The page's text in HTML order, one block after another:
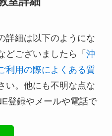
詳細は以下のようにな
どございましたら「 沖
利用の際によくある質
い。他にも不明な点な
登録やメールや電話で